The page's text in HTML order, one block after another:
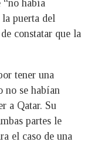
“no había
la puerta del
constatar que la
tener una
no se habían
a Qatar. Su
partes le
el caso de una